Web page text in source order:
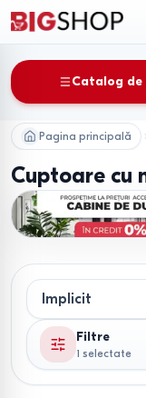
Catalog de
Pagina principală
Cuptoare cu
Filtre
1 selectate